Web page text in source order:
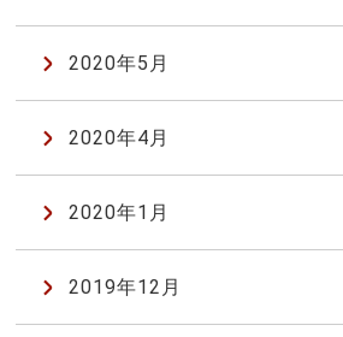
2020年5月
2020年4月
2020年1月
2019年12月